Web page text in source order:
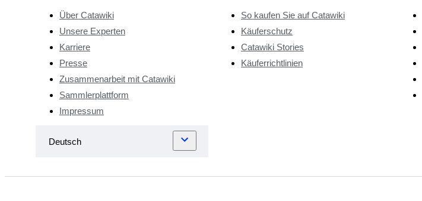
Über Catawiki
Unsere Experten
Karriere
Presse
Zusammenarbeit mit Catawiki
Sammlerplattform
Impressum
So kaufen Sie auf Catawiki
Käuferschutz
Catawiki Stories
Käuferrichtlinien